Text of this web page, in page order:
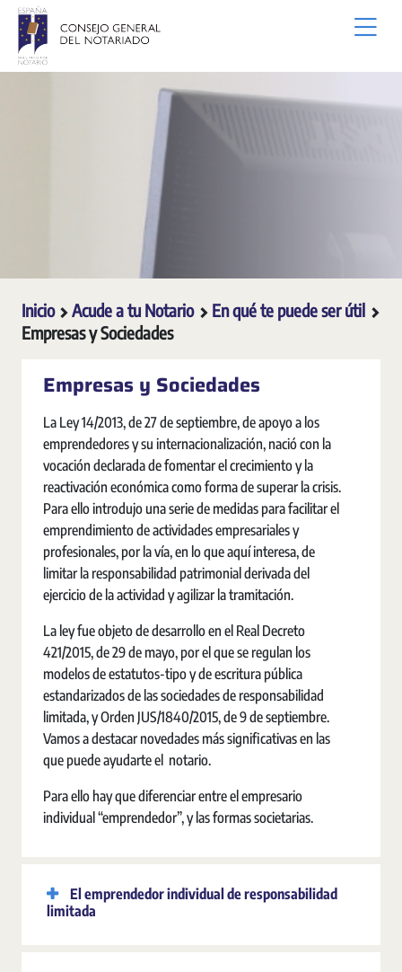
Saltar al contenido principal
Inicio Acude a tu Notario
En qué te puede ser útil
Empresas y Sociedades
Empresas y Sociedades
La Ley 14/2013, de 27 de septiembre, de apoyo a los
emprendedores y su internacionalización, nació con la
vocación declarada de fomentar el crecimiento y la
reactivación económica como forma de superar la crisis.
Para ello introdujo una serie de medidas para facilitar el
emprendimiento de actividades empresariales y
profesionales, por la vía, en lo que aquí interesa, de
limitar la responsabilidad patrimonial derivada del
ejercicio de la actividad y agilizar la tramitación.
La ley fue objeto de desarrollo en el Real Decreto
421/2015, de 29 de mayo, por el que se regulan los
modelos de estatutos-tipo y de escritura pública
estandarizados de las sociedades de responsabilidad
limitada, y Orden JUS/1840/2015, de 9 de septiembre.
Vamos a destacar novedades más significativas en las
que puede ayudarte el notario.
Para ello hay que diferenciar entre el empresario
individual “emprendedor”, y las formas societarias.
El emprendedor individual de responsabilidad
limitada